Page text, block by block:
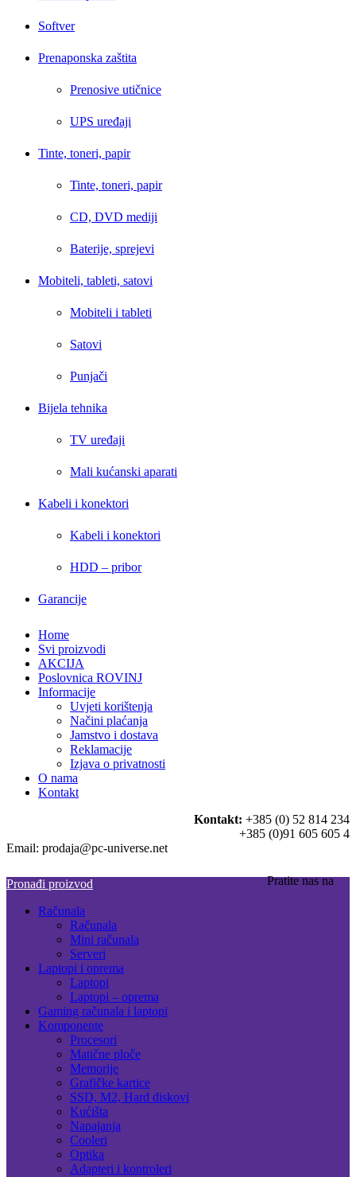
Softver
Prenaponska zaštita
Prenosive utičnice
UPS uređaji
Tinte, toneri, papir
Tinte, toneri, papir
CD, DVD mediji
Baterije, sprejevi
Mobiteli, tableti, satovi
Mobiteli i tableti
Satovi
Punjači
Bijela tehnika
TV uređaji
Mali kućanski aparati
Kabeli i konektori
Kabeli i konektori
HDD – pribor
Garancije
Home
Svi proizvodi
AKCIJA
Poslovnica ROVINJ
Informacije
Uvjeti korištenja
Načini plaćanja
Jamstvo i dostava
Reklamacije
Izjava o privatnosti
O nama
Kontakt
Kontakt: +385 (0) 52 814 234
+385 (0)91 605 605 4
Email: prodaja@pc-universe.net
Pratite nas na
Pronađi proizvod
Računala
Računala
Mini računala
Serveri
Laptopi i oprema
Laptopi
Laptopi – oprema
Gaming računala i laptopi
Komponente
Procesori
Matične ploče
Memorije
Grafičke kartice
SSD, M2, Hard diskovi
Kućišta
Napajanja
Cooleri
Optika
Adapteri i kontroleri